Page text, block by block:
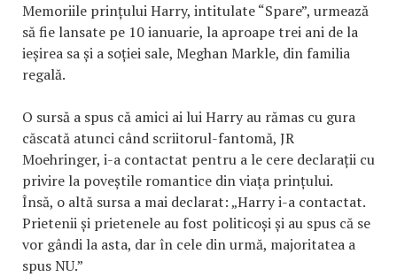
Memoriile prințului Harry, intitulate “Spare”, urmează
să fie lansate pe 10 ianuarie, la aproape trei ani de la
ieșirea sa și a soției sale, Meghan Markle, din familia
regală.
O sursă a spus că amici ai lui Harry au rămas cu gura
căscată atunci când scriitorul-fantomă, JR
Moehringer, i-a contactat pentru a le cere declarații cu
privire la poveștile romantice din viața prințului.
Însă, o altă sursa a mai declarat: „Harry i-a contactat.
Prietenii și prietenele au fost politicoși și au spus că se
vor gândi la asta, dar în cele din urmă, majoritatea a
spus NU.”